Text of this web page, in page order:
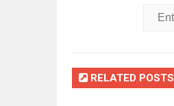
RELATED POSTS